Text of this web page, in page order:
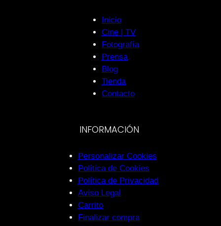
Inicio
Cine | TV
Fotografía
Prensa
Blog
Tienda
Contacto
INFORMACIÓN
Personalizar Cookies
Política de Cookies
Política de Privacidad
Aviso Legal
Carrito
Finalizar compra